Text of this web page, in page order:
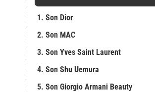
1. Son Dior
2. Son MAC
3. Son Yves Saint Laurent
4. Son Shu Uemura
5. Son Giorgio Armani Beauty